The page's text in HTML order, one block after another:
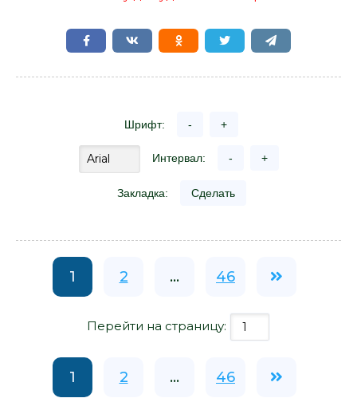
Шрифт: - +
Интервал: - +
Закладка: Сделать
1 2 ... 46
Перейти на страницу:
1 2 ... 46